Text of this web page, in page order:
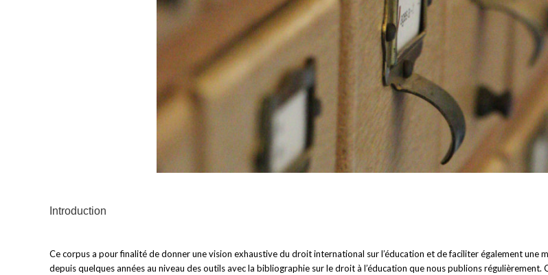
Introduction
Ce corpus a pour finalité de donner une vision exhaustive du droit international sur l’éducation et de faciliter également une
depuis quelques années au niveau des outils avec la bibliographie sur le droit à l’éducation que nous publions régulièrement.